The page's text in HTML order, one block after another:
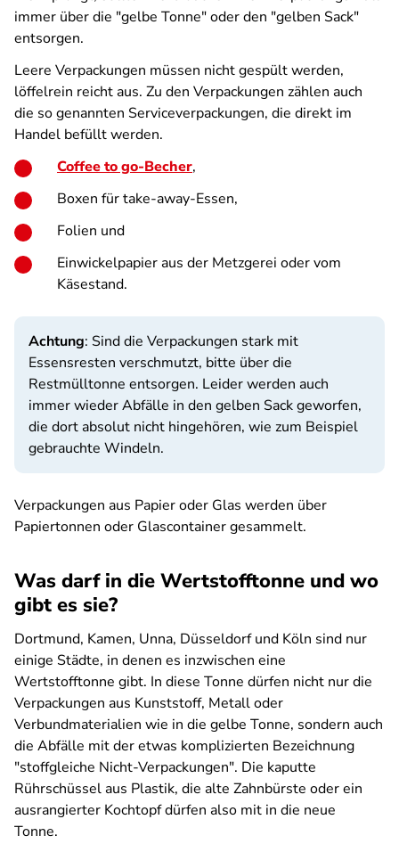
immer über die "gelbe Tonne" oder den "gelben Sack"
entsorgen.
Leere Verpackungen müssen nicht gespült werden,
löffelrein reicht aus. Zu den Verpackungen zählen auch
die so genannten Serviceverpackungen, die direkt im
Handel befüllt werden.
Coffee to go-Becher,
Boxen für take-away-Essen,
Folien und
Einwickelpapier aus der Metzgerei oder vom
Käsestand.
Achtung: Sind die Verpackungen stark mit
Essensresten verschmutzt, bitte über die
Restmülltonne entsorgen. Leider werden auch
immer wieder Abfälle in den gelben Sack geworfen,
die dort absolut nicht hingehören, wie zum Beispiel
gebrauchte Windeln.
Verpackungen aus Papier oder Glas werden über
Papiertonnen oder Glascontainer gesammelt.
Was darf in die Wertstofftonne und wo
gibt es sie?
Dortmund, Kamen, Unna, Düsseldorf und Köln sind nur
einige Städte, in denen es inzwischen eine
Wertstofftonne gibt. In diese Tonne dürfen nicht nur die
Verpackungen aus Kunststoff, Metall oder
Verbundmaterialien wie in die gelbe Tonne, sondern auch
die Abfälle mit der etwas komplizierten Bezeichnung
"stoffgleiche Nicht-Verpackungen". Die kaputte
Rührschüssel aus Plastik, die alte Zahnbürste oder ein
ausrangierter Kochtopf dürfen also mit in die neue
Tonne.